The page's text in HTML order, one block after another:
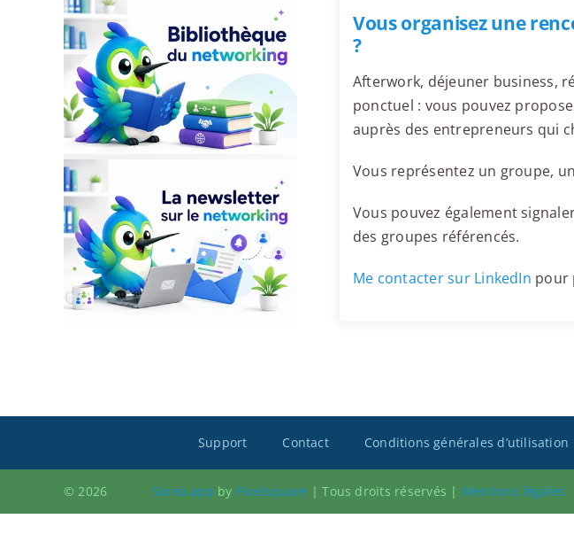
Vous organisez une
?
Afterwork, déjeuner business,
ponctuel : vous pouvez
auprès des entrepreneurs qui
Vous représentez un groupe,
Vous pouvez également
des groupes référencés.
Me contacter sur LinkedIn pour
Support Contact Conditions générales d’utilisation
© 2026 Sarea.app by Pixelsquare |Tous droits réservés | Mentions légales